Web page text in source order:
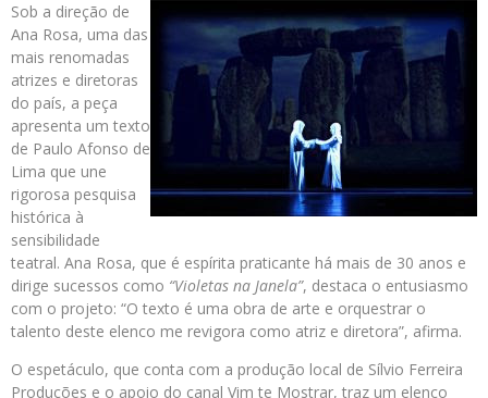
Sob a direção de
Ana Rosa, uma das
mais renomadas
atrizes e diretoras
do país, a peça
apresenta um texto
de Paulo Afonso de
Lima que une
rigorosa pesquisa
histórica à
sensibilidade
teatral. Ana Rosa, que é espírita praticante há mais de 30 anos e
dirige sucessos como “Violetas na Janela”, destaca o entusiasmo
com o projeto: “O texto é uma obra de arte e orquestrar o
talento deste elenco me revigora como atriz e diretora”, afirma.
O espetáculo, que conta com a produção local de Sílvio Ferreira
Produções e o apoio do canal Vim te Mostrar, traz um elenco